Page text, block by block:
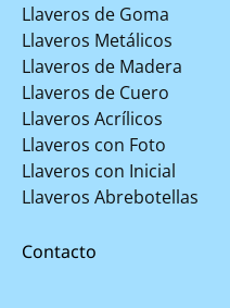
Llaveros de Goma
Llaveros Metálicos
Llaveros de Madera
Llaveros de Cuero
Llaveros Acrílicos
Llaveros con Foto
Llaveros con Inicial
Llaveros Abrebotellas
Contacto